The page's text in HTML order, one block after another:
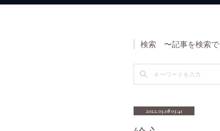
検索 〜記事を検索で
2022.03.08 03:41